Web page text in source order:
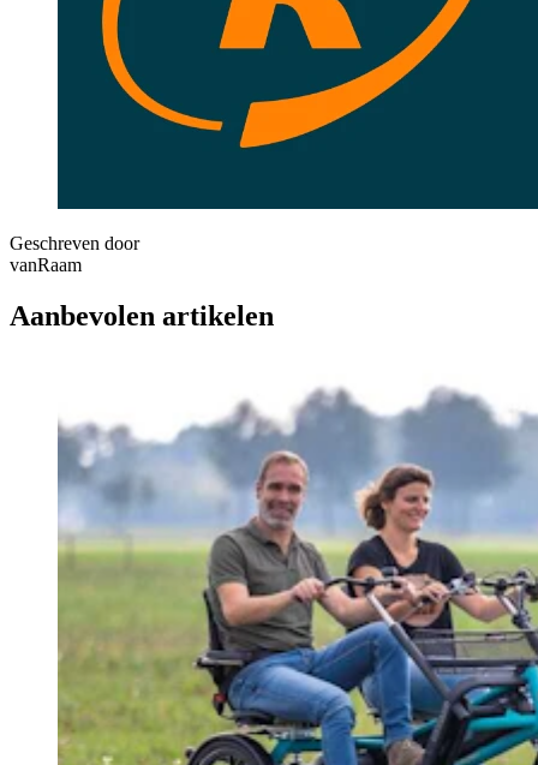
Geschreven door
vanRaam
Aanbevolen artikelen